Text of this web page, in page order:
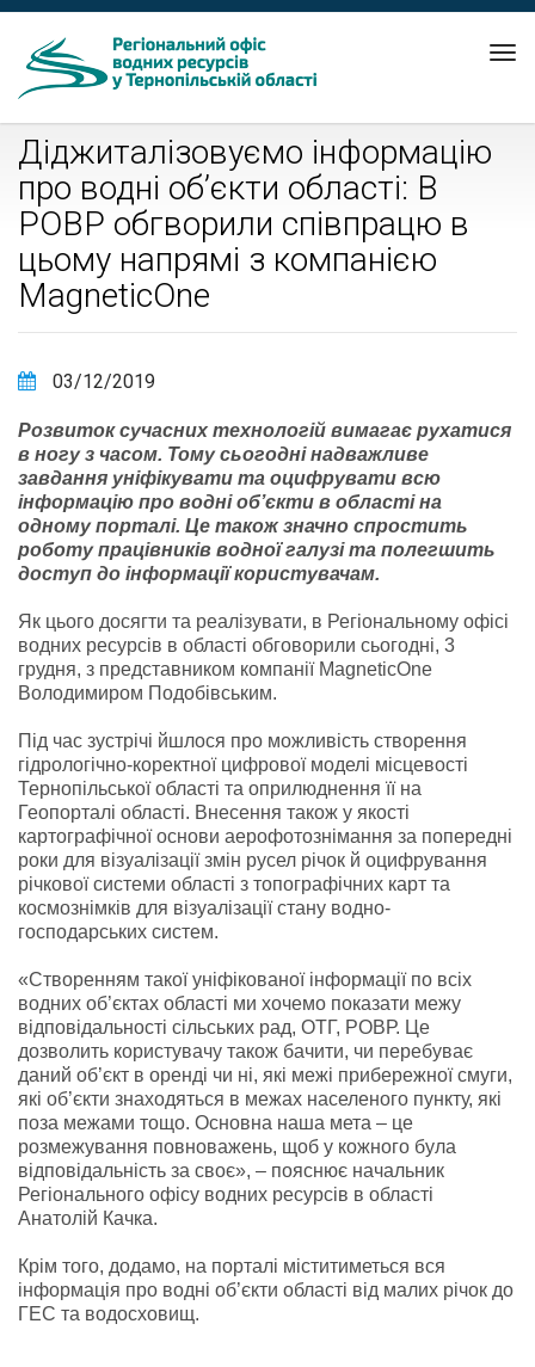
Діджиталізовуємо інформацію
про водні об’єкти області: В
РОВР обгворили співпрацю в
цьому напрямі з компанією
MagneticOne
03/12/2019
Розвиток сучасних технологій вимагає рухатися
в ногу з часом. Тому сьогодні надважливе
завдання уніфікувати та оцифрувати всю
інформацію про водні об’єкти в області на
одному порталі. Це також значно спростить
роботу працівників водної галузі та полегшить
доступ до інформації користувачам.
Як цього досягти та реалізувати, в Регіональному офісі
водних ресурсів в області обговорили сьогодні, 3
грудня, з представником компанії MagneticOne
Володимиром Подобівським.
Під час зустрічі йшлося про можливість створення
гідрологічно-коректної цифрової моделі місцевості
Тернопільської області та оприлюднення її на
Геопорталі області. Внесення також у якості
картографічної основи аерофотознімання за попередні
роки для візуалізації змін русел річок й оцифрування
річкової системи області з топографічних карт та
космознімків для візуалізації стану водно-
господарських систем.
«Створенням такої уніфікованої інформації по всіх
водних об’єктах області ми хочемо показати межу
відповідальності сільських рад, ОТГ, РОВР. Це
дозволить користувачу також бачити, чи перебуває
даний об’єкт в оренді чи ні, які межі прибережної смуги,
які об’єкти знаходяться в межах населеного пункту, які
поза межами тощо. Основна наша мета – це
розмежування повноважень, щоб у кожного була
відповідальність за своє», – пояснює начальник
Регіонального офісу водних ресурсів в області
Анатолій Качка.
Крім того, додамо, на порталі міститиметься вся
інформація про водні об’єкти області від малих річок до
ГЕС та водосховищ.